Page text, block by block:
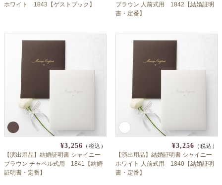
ホワイト 1843【ゲストブック】
ブラウン 人前式用 1842【結婚証明
書・定番】
¥3,256 （税込）
【演出用品】結婚証明書 シャイニー
ブラウン チャペル式用 1841【結婚
証明書・定番】
¥3,256 （税込）
【演出用品】結婚証明書 シャイニー
ホワイト 人前式用 1840【結婚証明
書・定番】